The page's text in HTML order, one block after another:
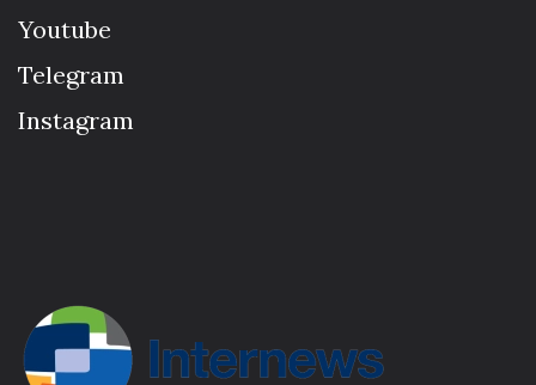
Youtube
Telegram
Instagram